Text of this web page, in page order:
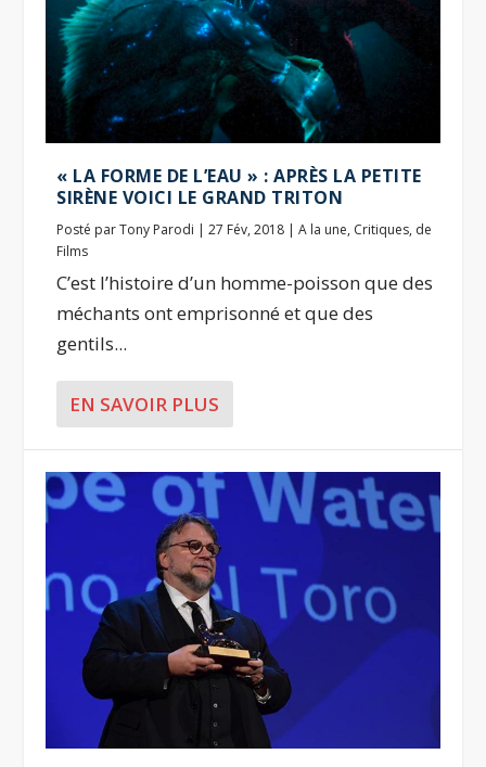
« LA FORME DE L’EAU » : APRÈS LA PETITE
SIRÈNE VOICI LE GRAND TRITON
Posté parTony Parodi |27 Fév, 2018 |A la une, Critiques, de
Films
C’est l’histoire d’un homme-poisson que des
méchants ont emprisonné et que des
gentils...
EN SAVOIR PLUS